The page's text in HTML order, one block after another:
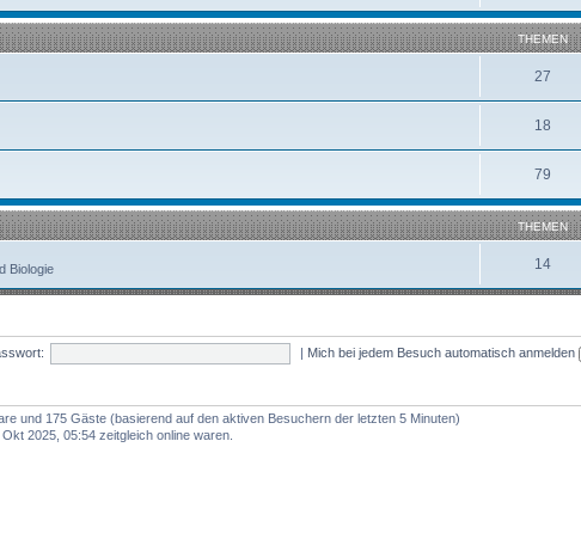
THEMEN
27
18
79
THEMEN
Biologie 14
| Mich bei jedem Besuch automatisch anmelden
und 175 Gäste (basierend auf den aktiven Besuchern der letzten 5 Minuten)
2025, 05:54 zeitgleich online waren.